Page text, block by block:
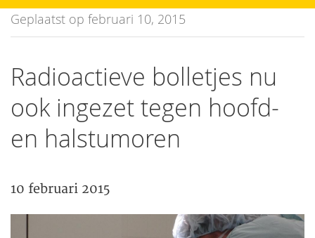
inhoud
Geplaatst op februari 10, 2015
Radioactieve bolletjes nu
ook ingezet tegen hoofd-
en halstumoren
10 februari 2015